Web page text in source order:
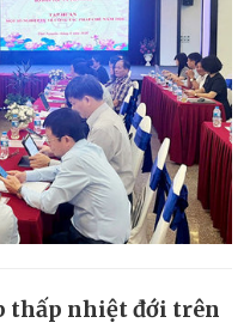
thấp nhiệt đới trên